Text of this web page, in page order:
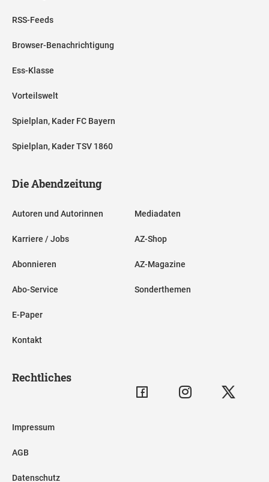
RSS-Feeds
Browser-Benachrichtigung
Ess-Klasse
Vorteilswelt
Spielplan, Kader FC Bayern
Spielplan, Kader TSV 1860
Die Abendzeitung
Autoren und Autorinnen
Karriere / Jobs
Abonnieren
Abo-Service
E-Paper
Kontakt
Mediadaten
AZ-Shop
AZ-Magazine
Sonderthemen
Rechtliches
Impressum
AGB
Datenschutz